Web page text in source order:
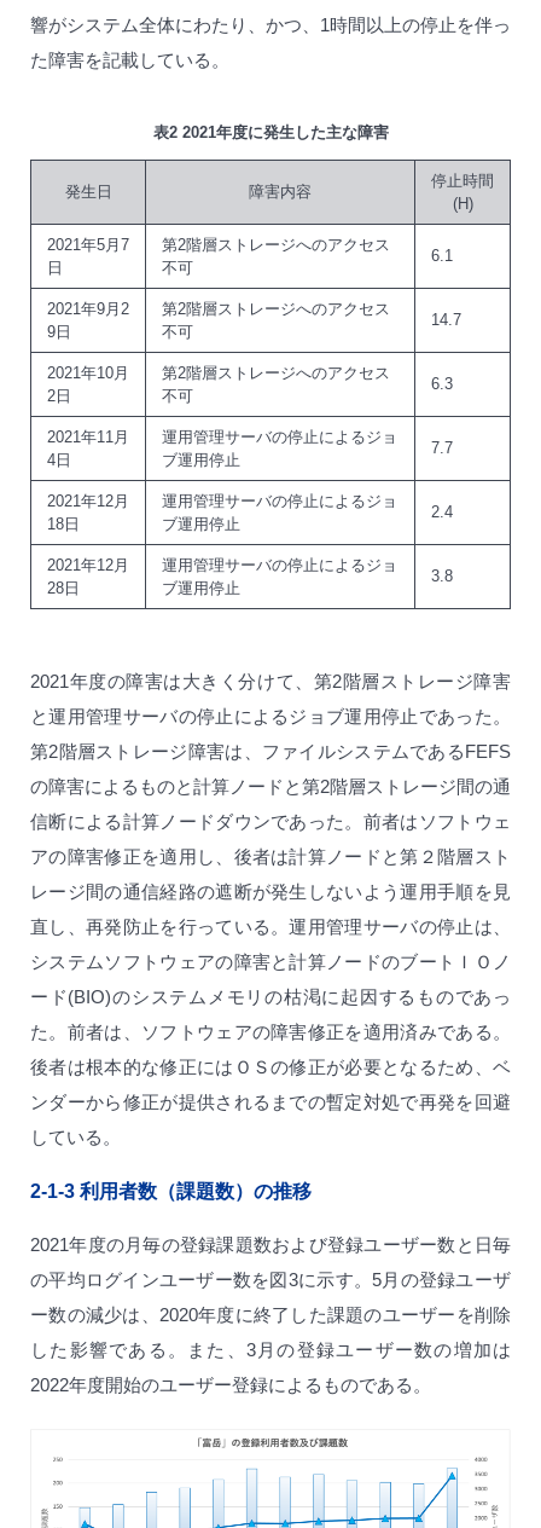
響がシステム全体にわたり、かつ、1時間以上の停止を伴っ
た障害を記載している。
表2 2021年度に発生した主な障害
発生日 障害内容
停止時間
(H)
2021年5月7
日
第2階層ストレージへのアクセス
不可
6.1
2021年9月2
9日
第2階層ストレージへのアクセス
不可
14.7
2021年10月
2日
第2階層ストレージへのアクセス
不可
6.3
2021年11月
4日
運用管理サーバの停止によるジョ
ブ運用停止
7.7
2021年12月
18日
運用管理サーバの停止によるジョ
ブ運用停止
2.4
2021年12月
28日
運用管理サーバの停止によるジョ
ブ運用停止
3.8
2021年度の障害は大きく分けて、第2階層ストレージ障害
と運用管理サーバの停止によるジョブ運用停止であった。
第2階層ストレージ障害は、ファイルシステムであるFEFS
の障害によるものと計算ノードと第2階層ストレージ間の通
信断による計算ノードダウンであった。前者はソフトウェ
アの障害修正を適用し、後者は計算ノードと第２階層スト
レージ間の通信経路の遮断が発生しないよう運用手順を見
直し、再発防止を行っている。運用管理サーバの停止は、
システムソフトウェアの障害と計算ノードのブートＩＯノ
ード(BIO)のシステムメモリの枯渇に起因するものであっ
た。前者は、ソフトウェアの障害修正を適用済みである。
後者は根本的な修正にはＯＳの修正が必要となるため、ベ
ンダーから修正が提供されるまでの暫定対処で再発を回避
している。
2-1-3 利用者数（課題数）の推移
2021年度の月毎の登録課題数および登録ユーザー数と日毎
の平均ログインユーザー数を図3に示す。5月の登録ユーザ
ー数の減少は、2020年度に終了した課題のユーザーを削除
した影響である。また、3月の登録ユーザー数の増加は
2022年度開始のユーザー登録によるものである。